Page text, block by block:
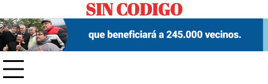
to
content
SIN CODIGO